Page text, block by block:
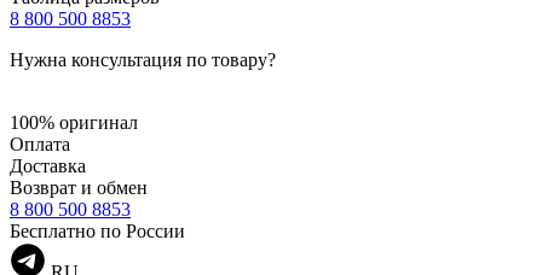
8 800 500 8853
Нужна консультация по товару?
100% оригинал
Оплата
Доставка
Возврат и обмен
8 800 500 8853
Бесплатно по России